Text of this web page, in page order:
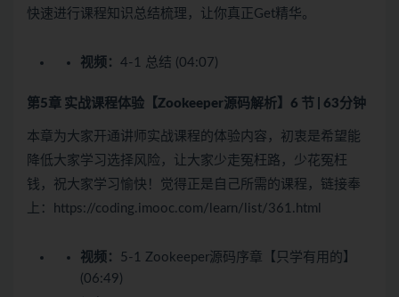
快速进行课程知识总结梳理，让你真正Get精华。
视频： 4-1 总结 (04:07)
第5章 实战课程体验【Zookeeper源码解析】 6 节 | 63分钟
本章为大家开通讲师实战课程的体验内容，初衷是希望能
降低大家学习选择风险，让大家少走冤枉路，少花冤枉
钱，祝大家学习愉快！觉得正是自己所需的课程，链接奉
上：https://coding.imooc.com/learn/list/361.html
视频： 5-1 Zookeeper源码序章【只学有用的】
(06:49)